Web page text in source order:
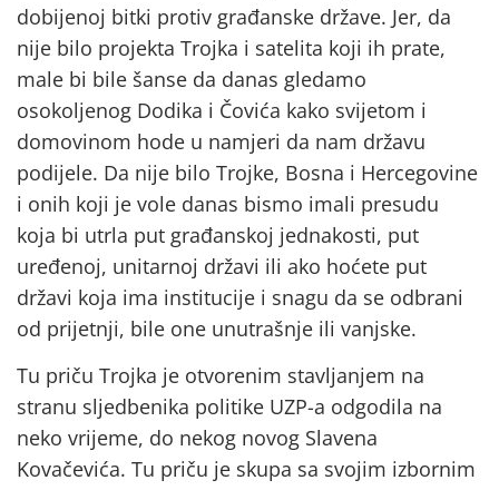
dobijenoj bitki protiv građanske države. Jer, da
nije bilo projekta Trojka i satelita koji ih prate,
male bi bile šanse da danas gledamo
osokoljenog Dodika i Čovića kako svijetom i
domovinom hode u namjeri da nam državu
podijele. Da nije bilo Trojke, Bosna i Hercegovine
i onih koji je vole danas bismo imali presudu
koja bi utrla put građanskoj jednakosti, put
uređenoj, unitarnoj državi ili ako hoćete put
državi koja ima institucije i snagu da se odbrani
od prijetnji, bile one unutrašnje ili vanjske.
Tu priču Trojka je otvorenim stavljanjem na
stranu sljedbenika politike UZP-a odgodila na
neko vrijeme, do nekog novog Slavena
Kovačevića. Tu priču je skupa sa svojim izbornim